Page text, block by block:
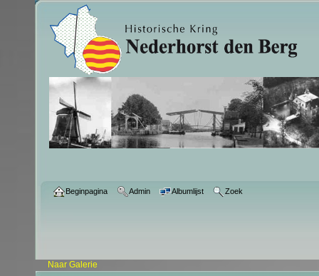
Beginpagina Admin Albumlijst Zoek
Naar Galerie